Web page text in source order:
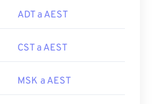
ADT a AEST
CST a AEST
MSK a AEST